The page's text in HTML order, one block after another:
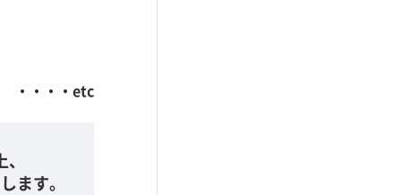
・・・・etc
ます。